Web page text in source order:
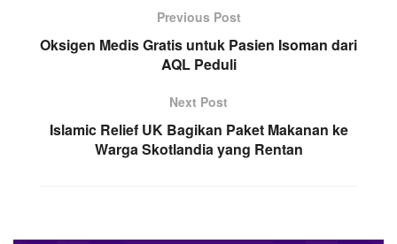
Previous Post
Oksigen Medis Gratis untuk Pasien Isoman dari
AQL Peduli
Next Post
Islamic Relief UK Bagikan Paket Makanan ke
Warga Skotlandia yang Rentan